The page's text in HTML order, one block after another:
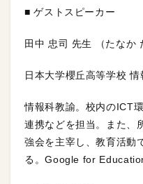
■ ゲストスピーカー
田中 忠司 先生 （たなか
日本大学櫻丘高等学校 情
情報科教諭。校内のICT
連携などを担当。また、
強会を主宰し、教育活動
る。Google for